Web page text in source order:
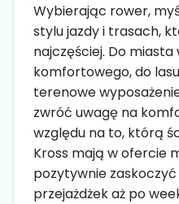
Wybierając rower,
stylu jazdy i trasach,
najczęściej. Do
komfortowego, do
terenowe
zwróć uwagę na
względu na to, którą
Kross mają w ofercie
pozytywnie
przejażdżek aż po